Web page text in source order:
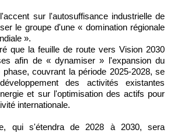
sur l'autosuffisance industrielle de
le groupe d'une « domination régionale
».
que la feuille de route vers Vision 2030
afin de « dynamiser » l'expansion du
couvrant la période 2025-2028, se
des activités existantes
et sur l'optimisation des actifs pour
internationale.
qui s'étendra de 2028 à 2030, sera